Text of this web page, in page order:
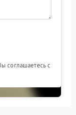
соглашаетесь с